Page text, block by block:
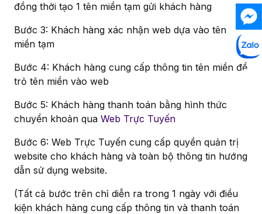
đồng thời tạo 1 tên miền tạm gửi khách hàng
Bước 3: Khách hàng xác nhận web dựa vào tên
miền tạm
Bước 4: Khách hàng cung cấp thông tin tên miền để
trỏ tên miền vào web
Bước 5: Khách hàng thanh toán bằng hình thức
chuyển khoản qua Web Trực Tuyến
Bước 6: Web Trực Tuyến cung cấp quyền quản trị
website cho khách hàng và toàn bộ thông tin hướng
dẫn sử dụng website.
(Tất cả bước trên chỉ diễn ra trong 1 ngày với điều
kiện khách hàng cung cấp thông tin và thanh toán